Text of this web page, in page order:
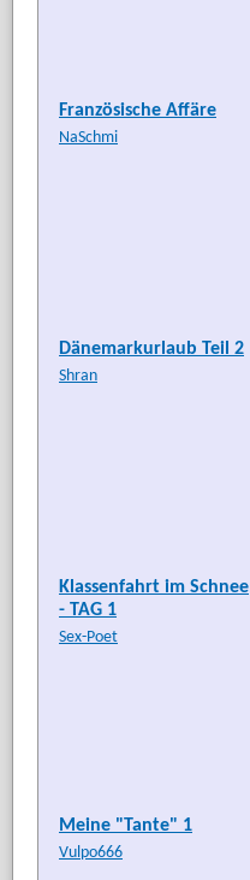
Französische Affäre
NaSchmi
Dänemarkurlaub Teil 2
Shran
Klassenfahrt im Schnee
- TAG 1
Sex-Poet
Meine "Tante" 1
Vulpo666